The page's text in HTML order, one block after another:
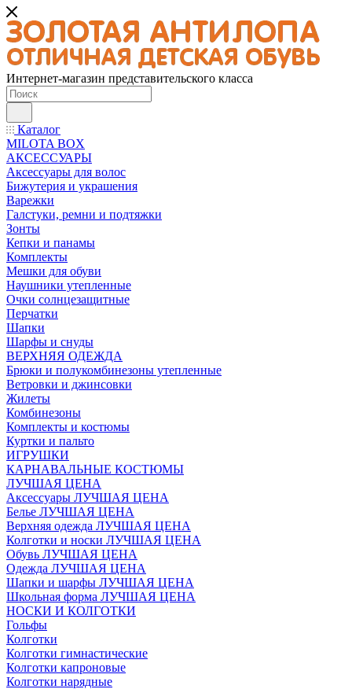
Интернет-магазин представительского класса
Каталог
MILOTA BOX
АКСЕССУАРЫ
Аксессуары для волос
Бижутерия и украшения
Варежки
Галстуки, ремни и подтяжки
Зонты
Кепки и панамы
Комплекты
Мешки для обуви
Наушники утепленные
Очки солнцезащитные
Перчатки
Шапки
Шарфы и снуды
ВЕРХНЯЯ ОДЕЖДА
Брюки и полукомбинезоны утепленные
Ветровки и джинсовки
Жилеты
Комбинезоны
Комплекты и костюмы
Куртки и пальто
ИГРУШКИ
КАРНАВАЛЬНЫЕ КОСТЮМЫ
ЛУЧШАЯ ЦЕНА
Аксессуары ЛУЧШАЯ ЦЕНА
Белье ЛУЧШАЯ ЦЕНА
Верхняя одежда ЛУЧШАЯ ЦЕНА
Колготки и носки ЛУЧШАЯ ЦЕНА
Обувь ЛУЧШАЯ ЦЕНА
Одежда ЛУЧШАЯ ЦЕНА
Шапки и шарфы ЛУЧШАЯ ЦЕНА
Школьная форма ЛУЧШАЯ ЦЕНА
НОСКИ И КОЛГОТКИ
Гольфы
Колготки
Колготки гимнастические
Колготки капроновые
Колготки нарядные